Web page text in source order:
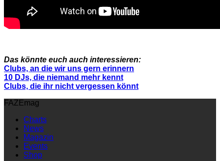
Das könnte euch auch interessieren:
Clubs, an die wir uns gern erinnern
10 DJs, die niemand mehr kennt
Clubs, die ihr nicht vergessen könnt
FAZEmag
Charts
News
Magazin
Events
Shop